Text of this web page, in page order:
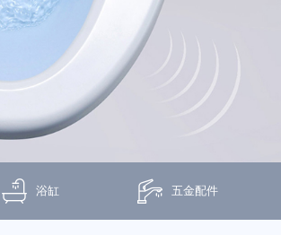
浴缸 五金配件